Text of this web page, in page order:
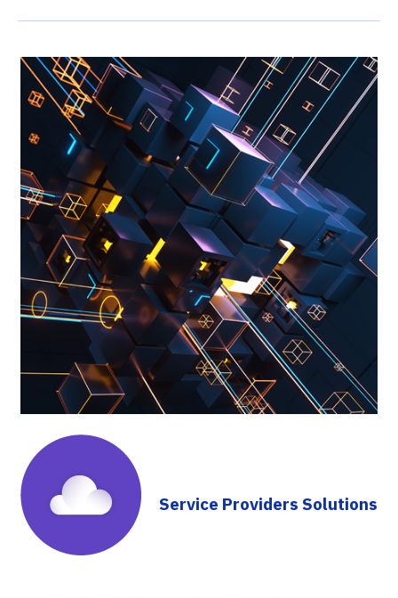
Service Providers Solutions